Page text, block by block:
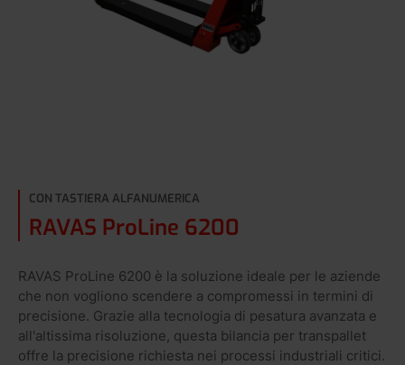
CON TASTIERA ALFANUMERICA
RAVAS ProLine 6200
RAVAS ProLine 6200 è la soluzione ideale per le aziende
che non vogliono scendere a compromessi in termini di
precisione. Grazie alla tecnologia di pesatura avanzata e
all'altissima risoluzione, questa bilancia per transpallet
offre la precisione richiesta nei processi industriali critici.